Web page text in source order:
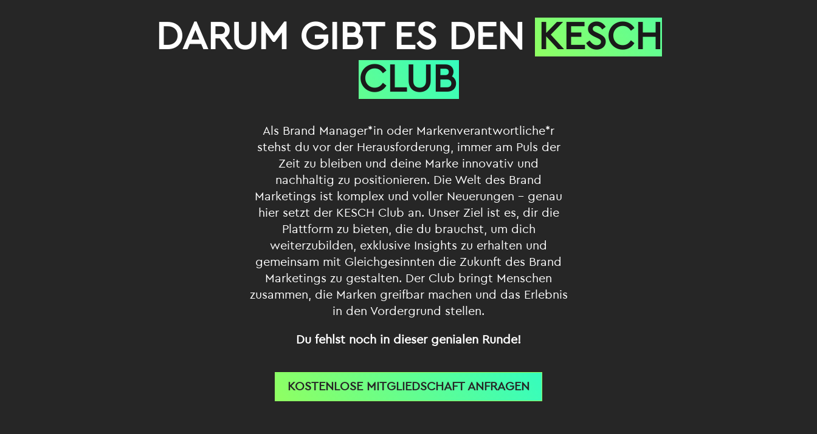
DARUM GIBT ES DEN
KESCH
CLUB
Als Brand Manager*in oder Markenverantwortliche*r
stehst du vor der Herausforderung, immer am Puls der
Zeit zu bleiben und deine Marke innovativ und
nachhaltig zu positionieren. Die Welt des Brand
Marketings ist komplex und voller Neuerungen – genau
hier setzt der KESCH Club an. Unser Ziel ist es, dir die
Plattform zu bieten, die du brauchst, um dich
weiterzubilden, exklusive Insights zu erhalten und
gemeinsam mit Gleichgesinnten die Zukunft des Brand
Marketings zu gestalten. Der Club bringt Menschen
zusammen, die Marken greifbar machen und das Erlebnis
in den Vordergrund stellen.
Du fehlst noch in dieser genialen Runde!
KOSTENLOSE MITGLIEDSCHAFT ANFRAGEN